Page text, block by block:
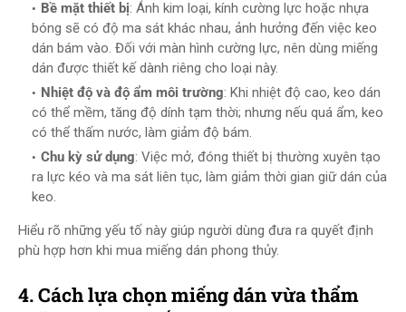
Bề mặt thiết bị: Ánh kim loại, kính cường lực hoặc nhựa
bóng sẽ có độ ma sát khác nhau, ảnh hưởng đến việc keo
dán bám vào. Đối với màn hình cường lực, nên dùng miếng
dán được thiết kế dành riêng cho loại này.
Nhiệt độ và độ ẩm môi trường: Khi nhiệt độ cao, keo dán
có thể mềm, tăng độ dính tạm thời; nhưng nếu quá ẩm, keo
có thể thấm nước, làm giảm độ bám.
Chu kỳ sử dụng: Việc mở, đóng thiết bị thường xuyên tạo
ra lực kéo và ma sát liên tục, làm giảm thời gian giữ dán của
keo.
Hiểu rõ những yếu tố này giúp người dùng đưa ra quyết định
phù hợp hơn khi mua miếng dán phong thủy.
4. Cách lựa chọn miếng dán vừa thẩm